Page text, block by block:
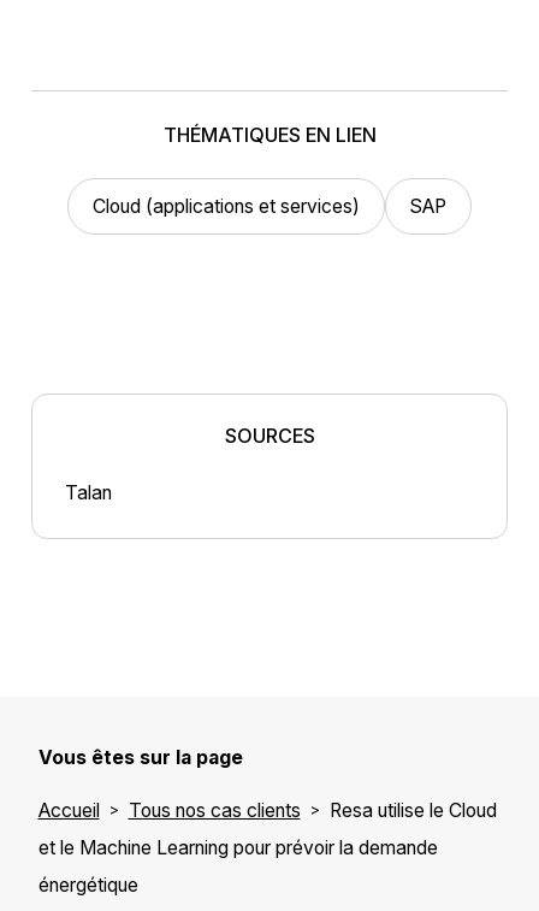
THÉMATIQUES EN LIEN
Cloud (applications et services) SAP
SOURCES
Talan
Vous êtes sur la page
Accueil Tous nos cas clients
Resa utilise le Cloud
et le Machine Learning pour prévoir la demande
énergétique